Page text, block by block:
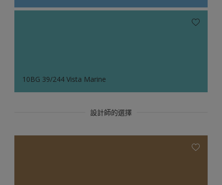
10BG 39/244 Vista Marine
設計師的選擇